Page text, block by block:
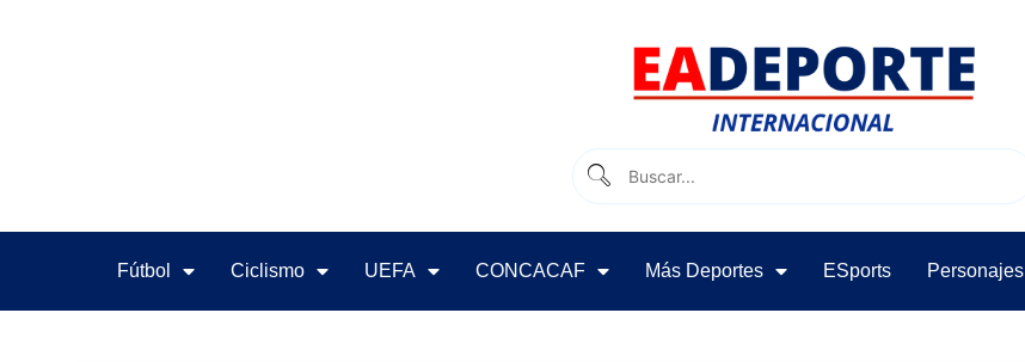
Fútbol Ciclismo UEFA CONCACAF Más Deportes ESports Personajes